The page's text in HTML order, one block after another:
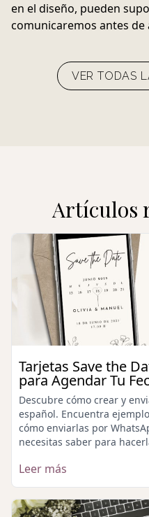
en el diseño, pueden
comunicaremos antes de
VER TODAS
Artículos
Tarjetas Save the
para Agendar Tu
Descubre cómo crear y
español. Encuentra
cómo enviarlas por
necesitas saber para
Leer más